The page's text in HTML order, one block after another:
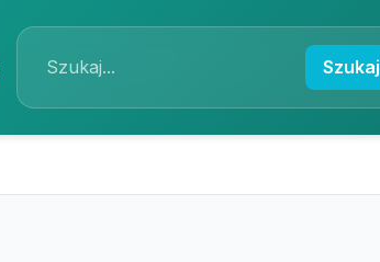
Szukaj